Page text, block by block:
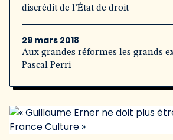
discrédit de l’État de droit
29 mars 2018
Aux grandes réformes les grands
Pascal Perri